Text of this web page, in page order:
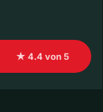
★ 4.4 von 5